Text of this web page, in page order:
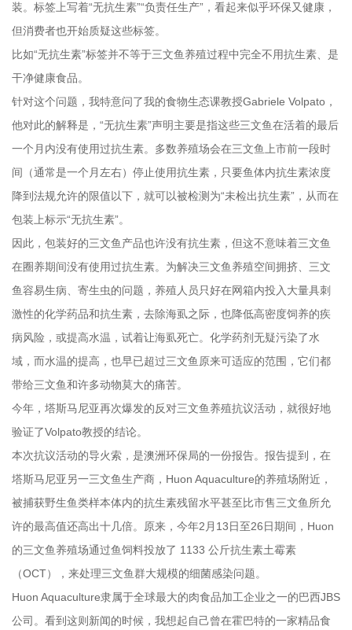
装。标签上写着“无抗生素”“负责任生产”，看起来似乎环保又健康，
但消费者也开始质疑这些标签。
比如“无抗生素”标签并不等于三文鱼养殖过程中完全不用抗生素、是
干净健康食品。
针对这个问题，我特意问了我的食物生态课教授Gabriele Volpato，
他对此的解释是，“无抗生素”声明主要是指这些三文鱼在活着的最后
一个月内没有使用过抗生素。多数养殖场会在三文鱼上市前一段时
间（通常是一个月左右）停止使用抗生素，只要鱼体内抗生素浓度
降到法规允许的限值以下，就可以被检测为“未检出抗生素”，从而在
包装上标示“无抗生素”。
因此，包装好的三文鱼产品也许没有抗生素，但这不意味着三文鱼
在圈养期间没有使用过抗生素。为解决三文鱼养殖空间拥挤、三文
鱼容易生病、寄生虫的问题，养殖人员只好在网箱内投入大量具刺
激性的化学药品和抗生素，去除海虱之际，也降低高密度饲养的疾
病风险，或提高水温，试着让海虱死亡。化学药剂无疑污染了水
域，而水温的提高，也早已超过三文鱼原来可适应的范围，它们都
带给三文鱼和许多动物莫大的痛苦。
今年，塔斯马尼亚再次爆发的反对三文鱼养殖抗议活动，就很好地
验证了Volpato教授的结论。
本次抗议活动的导火索，是澳洲环保局的一份报告。报告提到，在
塔斯马尼亚另一三文鱼生产商，Huon Aquaculture的养殖场附近，
被捕获野生鱼类样本体内的抗生素残留水平甚至比市售三文鱼所允
许的最高值还高出十几倍。原来，今年2月13日至26日期间，Huon
的三文鱼养殖场通过鱼饲料投放了 1133 公斤抗生素土霉素
（OCT），来处理三文鱼群大规模的细菌感染问题。
Huon Aquaculture隶属于全球最大的肉食品加工企业之一的巴西JBS
公司。看到这则新闻的时候，我想起自己曾在霍巴特的一家精品食